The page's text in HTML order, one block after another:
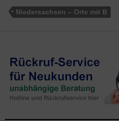
Niedersachsen – Orte mit B